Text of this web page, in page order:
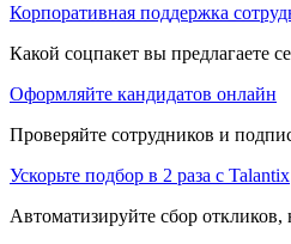
Корпоративная поддержка
Какой соцпакет вы предлагаете
Оформляйте кандидатов онлайн
Проверяйте сотрудников и
Ускорьте подбор в 2 раза с Talantix
Автоматизируйте сбор откликов,